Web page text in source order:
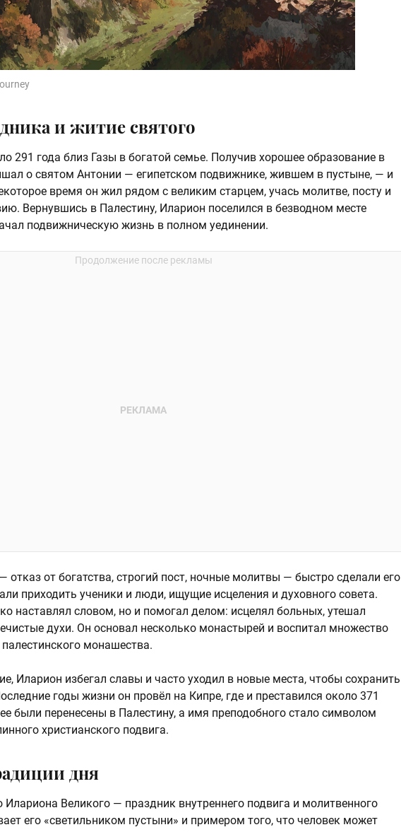
и житие святого
291 года близ Газы в богатой семье. Получив хорошее образование в
о святом Антонии — египетском подвижнике, жившем в пустыне, — и
время он жил рядом с великим старцем, учась молитве, посту и
Вернувшись в Палестину, Иларион поселился в безводном месте
подвижническую жизнь в полном уединении.
отказ от богатства, строгий пост, ночные молитвы — быстро сделали его
приходить ученики и люди, ищущие исцеления и духовного совета.
наставлял словом, но и помогал делом: исцелял больных, утешал
духи. Он основал несколько монастырей и воспитал множество
монашества.
Иларион избегал славы и часто уходил в новые места, чтобы сохранить
годы жизни он провёл на Кипре, где и преставился около 371
были перенесены в Палестину, а имя преподобного стало символом
христианского подвига.
дня
Великого — праздник внутреннего подвига и молитвенного
его «светильником пустыни» и примером того, что человек может